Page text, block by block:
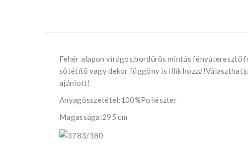
Fehér alapon virágos,bordűrös mintás fényáteresztő
sötétítő vagy dekor függöny is illik
ajánlott!
Anyagösszetétel:100%Poliészter
Magassága:295 cm